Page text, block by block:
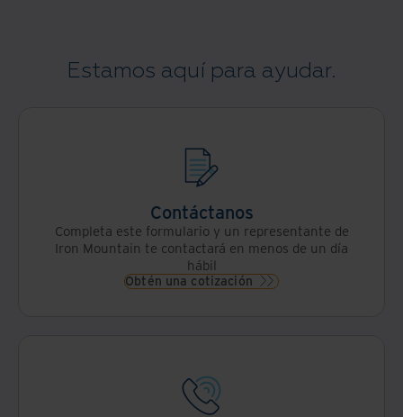
Estamos aquí para ayudar.
Contáctanos
Completa este formulario y un representante de
Iron Mountain te contactará en menos de un día
hábil
Obtén una cotización